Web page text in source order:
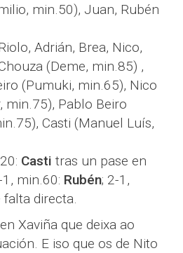
min.50), Juan, Rubén
Adrián, Brea, Nico,
(Deme, min.85) ,
(Pumuki, min.65), Nico
min.75), Pablo Beiro
Casti (Manuel Luís,
Casti tras un pase en
min.60: Rubén; 2-1,
falta directa.
Xaviña que deixa ao
E iso que os de Nito